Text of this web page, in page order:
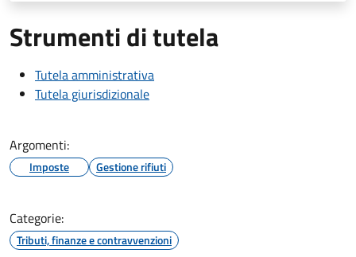
Strumenti di tutela
Tutela amministrativa
Tutela giurisdizionale
Argomenti:
Imposte Gestione rifiuti
Categorie:
Tributi, finanze e contravvenzioni